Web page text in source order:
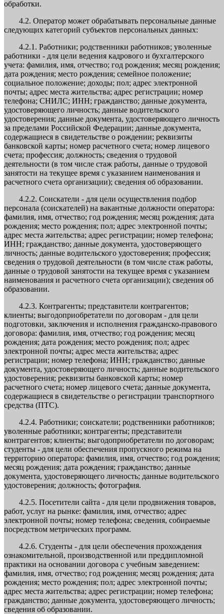
обработки.
4.2. Оператор может обрабатывать персональные данные
следующих категорий субъектов персональных данных:
4.2.1. Работники; родственники работников; уволенные
работники - для цели ведения кадрового и бухгалтерского
учета: фамилия, имя, отчество; год рождения; месяц рождения;
дата рождения; место рождения; семейное положение;
социальное положение; доходы; пол; адрес электронной
почты; адрес места жительства; адрес регистрации; номер
телефона; СНИЛС; ИНН; гражданство; данные документа,
удостоверяющего личность; данные водительского
удостоверения; данные документа, удостоверяющего личность
за пределами Российской Федерации; данные документа,
содержащиеся в свидетельстве о рождении; реквизиты
банковской карты; номер расчетного счета; номер лицевого
счета; профессия; должность; сведения о трудовой
деятельности (в том числе стаж работы, данные о трудовой
занятости на текущее время с указанием наименования и
расчетного счета организации); сведения об образовании.
4.2.2. Соискатели - для цели осуществления подбор
персонала (соискателей) на вакантные должности оператора:
фамилия, имя, отчество; год рождения; месяц рождения; дата
рождения; место рождения; пол; адрес электронной почты;
адрес места жительства; адрес регистрации; номер телефона;
ИНН; гражданство; данные документа, удостоверяющего
личность; данные водительского удостоверения; профессия;
сведения о трудовой деятельности (в том числе стаж работы,
данные о трудовой занятости на текущее время с указанием
наименования и расчетного счета организации); сведения об
образовании.
4.2.3. Контрагенты; представители контрагентов;
клиенты; выгодоприобретатели по договорам - для цели
подготовки, заключения и исполнения гражданско-правового
договора: фамилия, имя, отчество; год рождения; месяц
рождения; дата рождения; место рождения; пол; адрес
электронной почты; адрес места жительства; адрес
регистрации; номер телефона; ИНН; гражданство; данные
документа, удостоверяющего личность; данные водительского
удостоверения; реквизиты банковской карты; номер
расчетного счета; номер лицевого счета; данные документа,
содержащиеся в свидетельстве о регистрации транспортного
средства (ПТС).
4.2.4. Работники; соискатели; родственники работников;
уволенные работники; контрагенты; представители
контрагентов; клиенты; выгодоприобретатели по договорам;
студенты - для цели обеспечения пропускного режима на
территорию оператора: фамилия, имя, отчество; год рождения;
месяц рождения; дата рождения; гражданство; данные
документа, удостоверяющего личность; данные водительского
удостоверения; должность; фотография.
4.2.5. Посетители сайта - для цели продвижения товаров,
работ, услуг на рынке: фамилия, имя, отчество; адрес
электронной почты; номер телефона; сведения, собираемые
посредством метрических программ.
4.2.6. Студенты - для цели обеспечения прохождения
ознакомительной, производственной или преддипломной
практики на основании договора с учебным заведением:
фамилия, имя, отчество; год рождения; месяц рождения; дата
рождения; место рождения; пол; адрес электронной почты;
адрес места жительства; адрес регистрации; номер телефона;
гражданство; данные документа, удостоверяющего личность;
сведения об образовании.